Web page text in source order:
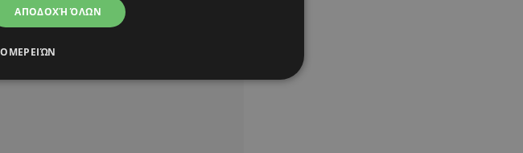
ΑΠΟΔΟΧΉ ΌΛΩΝ